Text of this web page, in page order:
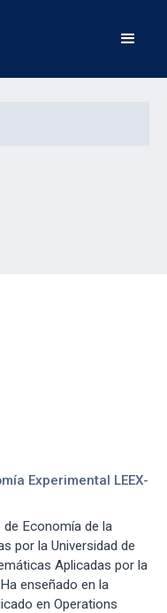
Experimental LEEX-
Economía de la
por la Universidad de
Aplicadas por la
enseñado en la
en Operations